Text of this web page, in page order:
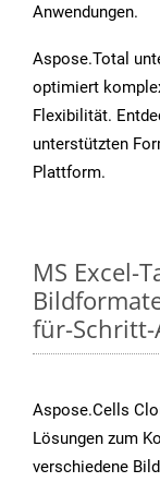
Anwendungen.
Aspose.Total
optimiert
Flexibilität.
unterstützten
Plattform.
MS Excel-
für-
Aspose.Cells
Lösungen zum
verschiedene